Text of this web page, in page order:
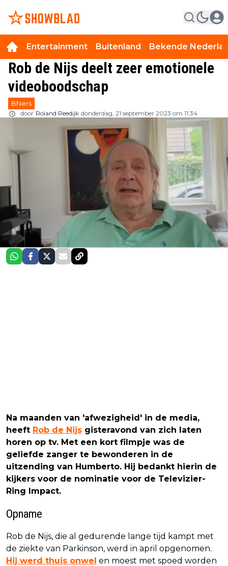
Entertainment Buitenland Bekende
Rob de Nijs deelt zeer emotionele
videoboodschap
BNers
door Roland Reedijk donderdag, 21 september 2023 om 11:34
Na maanden van 'afwezigheid' in de media,
heeft Rob de Nijs gisteravond van zich laten
horen op tv. Met een kort filmpje was de
geliefde zanger te bewonderen in de
uitzending van Humberto. Hij bedankt hierin de
kijkers voor de nominatie voor de Televizier-
Ring Impact.
Opname
Rob de Nijs, die al gedurende lange tijd kampt met
de ziekte van Parkinson, werd in april opgenomen.
Hij werd thuis onwel en moest met spoed worden